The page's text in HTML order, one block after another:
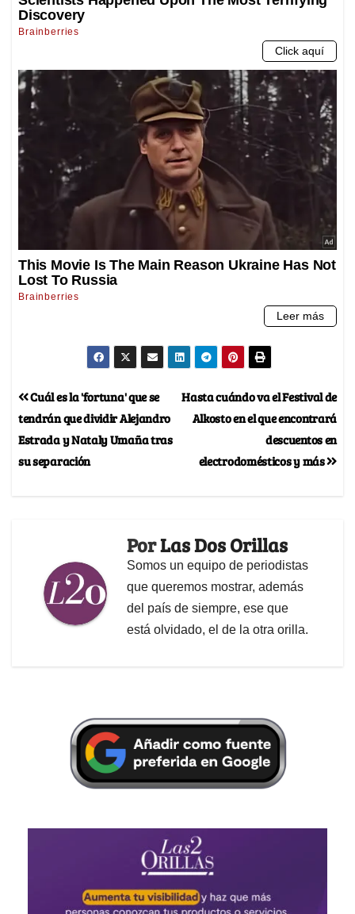
Hasta cuándo va el Festival de
Alkosto en el que encontrará
descuentos en
electrodomésticos y más
Cuál es la 'fortuna' que se
tendrán que dividir Alejandro
Estrada y Nataly Umaña tras
su separación
PorLas Dos Orillas
Somos un equipo de periodistas
que queremos mostrar, además
del país de siempre, ese que
está olvidado, el de la otra orilla.